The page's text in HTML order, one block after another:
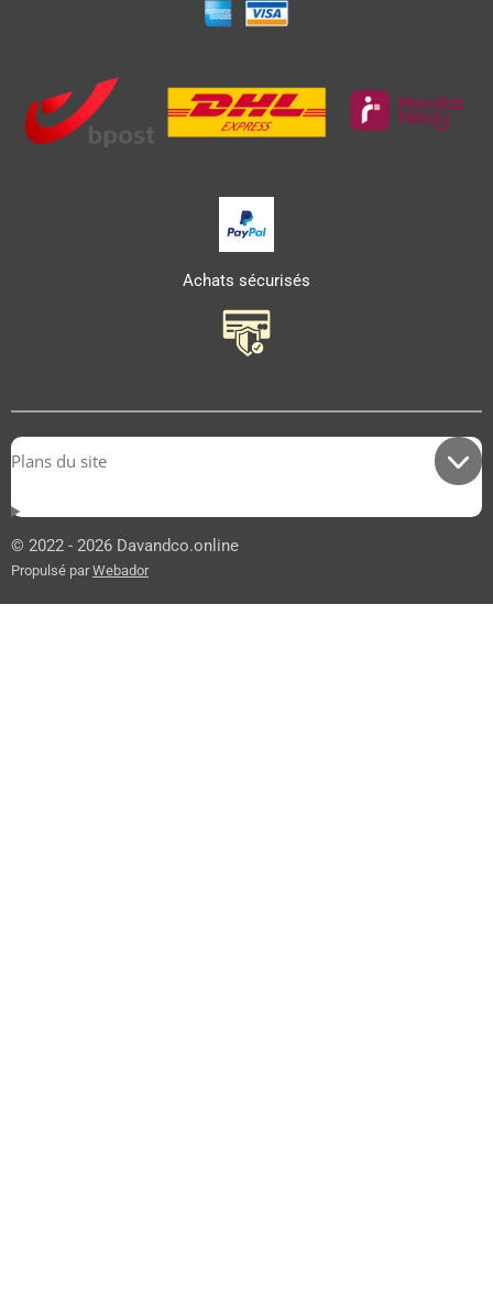
Achats sécurisés
Plans du site
© 2022 - 2026 Davandco.online
Propulsé parWebador